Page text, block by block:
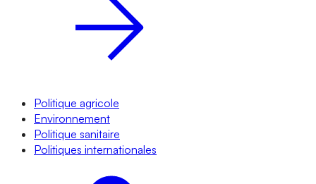
Politique agricole
Environnement
Politique sanitaire
Politiques internationales